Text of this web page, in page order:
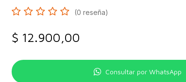
(0 reseña)
$ 12.900,00
Consultar por WhatsApp